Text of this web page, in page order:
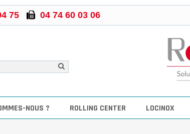
75 04 74 60 03 06
NOUS ? ROLLING CENTER LOCINOX